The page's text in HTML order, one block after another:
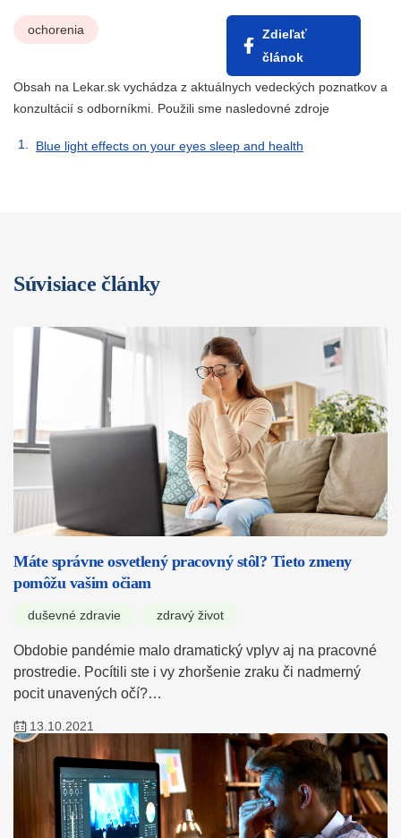
ochorenia
Zdieľať
článok
Obsah na Lekar.sk vychádza z aktuálnych vedeckých poznatkov a
konzultácií s odborníkmi. Použili sme nasledovné zdroje
Blue light effects on your eyes sleep and health
Súvisiace články
Máte správne osvetlený pracovný stôl? Tieto zmeny
pomôžu vašim očiam
duševné zdravie zdravý život
Obdobie pandémie malo dramatický vplyv aj na pracovné
prostredie. Pocítili ste i vy zhoršenie zraku či nadmerný
pocit unavených očí?…
13.10.2021